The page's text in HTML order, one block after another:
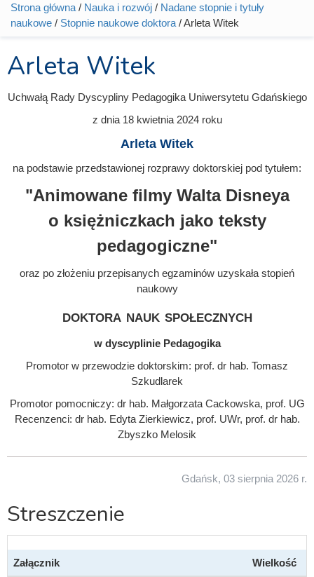
Jesteś tutaj
Strona główna / Nauka i rozwój / Nadane stopnie i tytuły
naukowe / Stopnie naukowe doktora / Arleta Witek
Arleta Witek
Uchwałą Rady Dyscypliny Pedagogika Uniwersytetu Gdańskiego
z dnia 18 kwietnia 2024roku
Arleta Witek
na podstawie przedstawionej rozprawy doktorskiej pod tytułem:
"Animowane filmy Walta Disneya
o księżniczkach jako teksty
pedagogiczne"
oraz po złożeniu przepisanych egzaminów uzyskała stopień
naukowy
doktora nauk społecznych
w dyscyplinie Pedagogika
Promotor w przewodzie doktorskim: prof. dr hab. Tomasz
Szkudlarek
Promotor pomocniczy: dr hab. Małgorzata Cackowska, prof. UG
Recenzenci: dr hab. Edyta Zierkiewicz, prof. UWr, prof. dr hab.
Zbyszko Melosik
Gdańsk, 03 sierpnia 2026 r.
Streszczenie
Załącznik Wielkość